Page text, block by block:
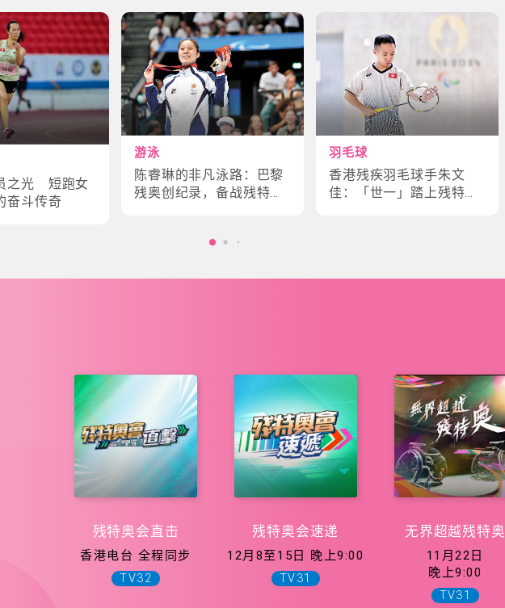
之光 短跑女
奋斗传奇
游泳
陈睿琳的非凡泳路：巴黎
残奥创纪录，备战残特奥
羽毛球
香港残疾羽毛球手朱文
佳：「世一」踏上残特奥
残特奥会直击
香港电台 全程同步
TV32
残特奥会速递
12月8至15日 晚上9:00
TV31
无界超越残特奥
11月22日
晚上9:00
TV31